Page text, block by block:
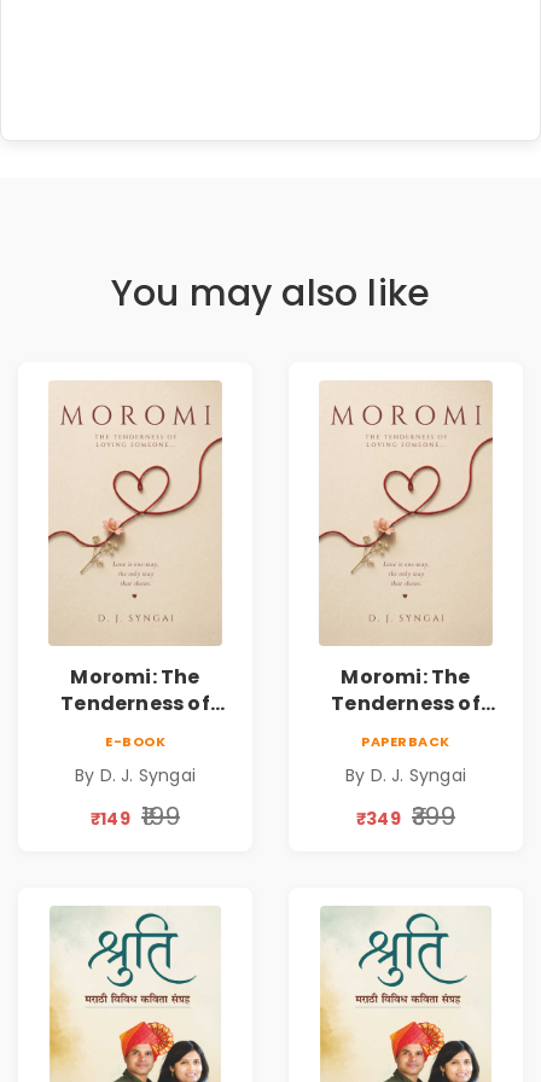
You may also like
Moromi: The
Tenderness of
Collection on
Unrequited Love,
Resilience
E-BOOK
By D. J. Syngai
₹149 ₹199
Moromi: The
Tenderness of
Collection on
Unrequited Love,
Resilience
PAPERBACK
By D. J. Syngai
₹349 ₹399